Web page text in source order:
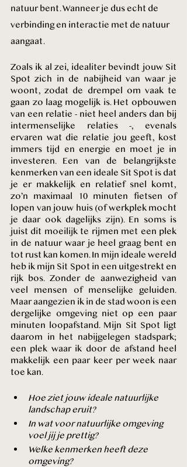
natuur bent. Wanneer je dus echt de
verbinding en interactie met de natuur
aangaat.
Zoals ik al zei, idealiter bevindt jouw Sit
Spot zich in de nabijheid van waar je
woont, zodat de drempel om vaak te
gaan zo laag mogelijk is. Het opbouwen
van een relatie - niet heel anders dan bij
intermenselijke relaties -, evenals
ervaren wat die relatie jou geeft, kost
immers tijd en energie en moet je in
investeren. Een van de belangrijkste
kenmerken van een ideale Sit Spot is dat
je er makkelijk en relatief snel komt,
zo’n maximaal 10 minuten fietsen of
lopen van jouw huis (of werkplek mocht
je daar ook dagelijks zijn). En soms is
juist dit moeilijk te rijmen met een plek
in de natuur waar je heel graag bent en
tot rust kan komen. In mijn ideale wereld
heb ik mijn Sit Spot in een uitgestrekt en
rijk bos. Zonder de aanwezigheid van
veel mensen of menselijke geluiden.
Maar aangezien ik in de stad woon is een
dergelijke omgeving niet op een paar
minuten loopafstand. Mijn Sit Spot ligt
daarom in het nabijgelegen stadspark;
een plek waar ik door de afstand heel
makkelijk een paar keer per week naar
toe kan.
Hoe ziet jouw ideale natuurlijke
landschap eruit?
In wat voor natuurlijke omgeving
voel jij je prettig?
Welke kenmerken heeft deze
omgeving?